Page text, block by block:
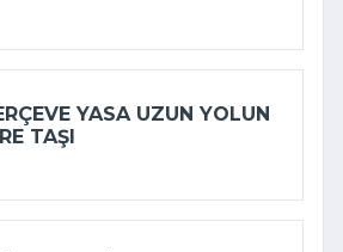
YASA UZUN YOLUN
TAŞI